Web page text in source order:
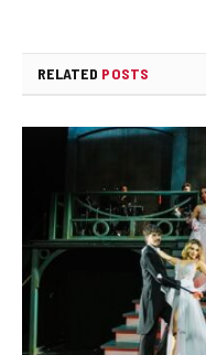
RELATED POSTS